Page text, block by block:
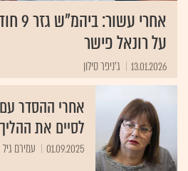
על רונאל פישר
13.01.2026 ג'ניפר סילון
אחרי ההסדר
לסיים את
01.09.2025 עמירם גיל